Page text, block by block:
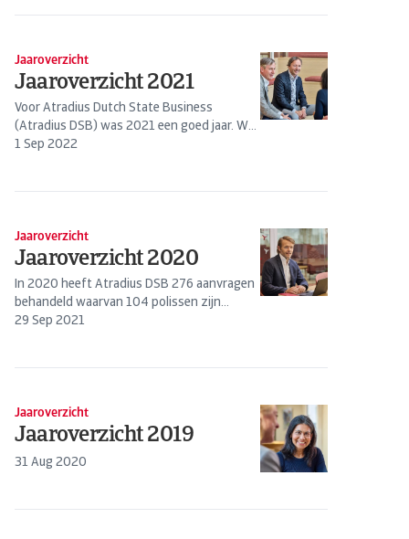
Jaaroverzicht
Jaaroverzicht 2021
Voor Atradius Dutch State Business
(Atradius DSB) was 2021 een goed jaar. We
hebben voor alle faciliteiten die wij
1 Sep 2022
Jaaroverzicht
Jaaroverzicht 2020
In 2020 heeft Atradius DSB 276 aanvragen
behandeld waarvan 104 polissen zijn
uitgereikt aan Nederlandse exporteurs met
29 Sep 2021
Jaaroverzicht
Jaaroverzicht 2019
31 Aug 2020